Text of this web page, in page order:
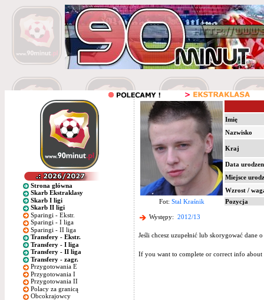
Strona główna
Skarb Ekstraklasy
Skarb I ligi
Skarb II ligi
Sparingi - Ekstr.
Sparingi - I liga
Sparingi - II liga
Transfery - Ekstr.
Transfery - I liga
Transfery - II liga
Transfery - zagr.
Przygotowania E
Przygotowania I
Przygotowania II
Polacy za granicą
Obcokrajowcy
Imię
Nazwisko
Kraj
Data
Miejsce
Wzrost /
Fot: Stal Kraśnik Pozycja
Występy: 2012/13
Jeśli chcesz uzupełnić lub skorygować
If you want to complete or correct info